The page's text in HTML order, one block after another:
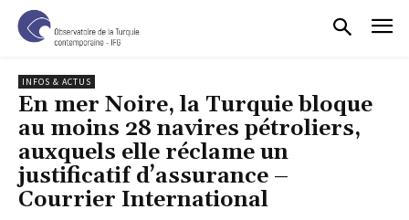
INFOS & ACTUS
En mer Noire, la Turquie bloque
au moins 28 navires pétroliers,
auxquels elle réclame un
justificatif d’assurance –
Courrier International